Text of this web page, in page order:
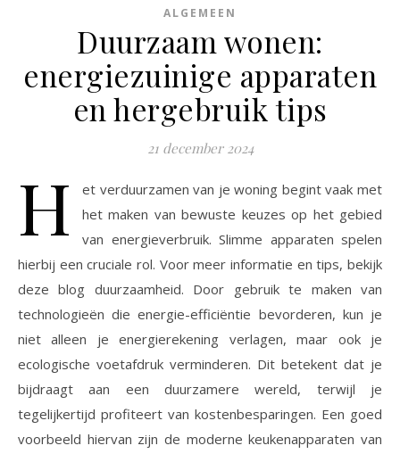
ALGEMEEN
Duurzaam wonen:
energiezuinige apparaten
en hergebruik tips
21 december 2024
H
et verduurzamen van je woning begint vaak met
het maken van bewuste keuzes op het gebied
van energieverbruik. Slimme apparaten spelen
hierbij een cruciale rol. Voor meer informatie en tips, bekijk
deze blog duurzaamheid. Door gebruik te maken van
technologieën die energie-efficiëntie bevorderen, kun je
niet alleen je energierekening verlagen, maar ook je
ecologische voetafdruk verminderen. Dit betekent dat je
bijdraagt aan een duurzamere wereld, terwijl je
tegelijkertijd profiteert van kostenbesparingen. Een goed
voorbeeld hiervan zijn de moderne keukenapparaten van